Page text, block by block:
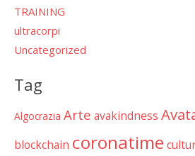
TRAINING
ultracorpi
Uncategorized
Tag
Algocrazia Arte avakindness
blockchain coronatime